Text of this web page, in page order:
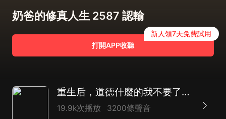
奶爸的修真人生 2587 認輸
打開APP收聽
新人領7天免費試用
重生后，道德什麼的我不要了｜美女｜奶爸的修真人生
19.9k次播放 3200條聲音